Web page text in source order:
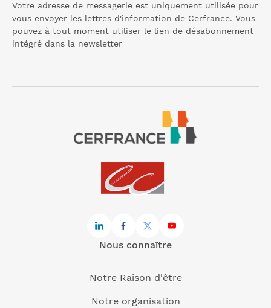
Votre adresse de messagerie est uniquement utilisée pour
vous envoyer les lettres d'information de Cerfrance. Vous
pouvez à tout moment utiliser le lien de désabonnement
intégré dans la newsletter
Nous connaître
Notre Raison d'être
Notre organisation